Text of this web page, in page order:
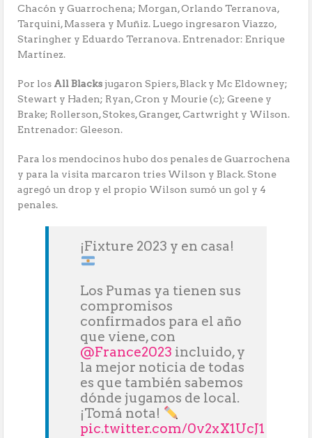
Chacón y Guarrochena; Morgan, Orlando Terranova,
Tarquini, Massera y Muñiz. Luego ingresaron Viazzo,
Staringher y Eduardo Terranova. Entrenador: Enrique
Martínez.
Por los All Blacksjugaron Spiers, Black y Mc Eldowney;
Stewart y Haden; Ryan, Cron y Mourie (c); Greene y
Brake; Rollerson, Stokes, Granger, Cartwright y Wilson.
Entrenador: Gleeson.
Para los mendocinos hubo dos penales de Guarrochena
y para la visita marcaron tries Wilson y Black. Stone
agregó un drop y el propio Wilson sumó un gol y 4
penales.
¡Fixture 2023 y en casa!
Los Pumas ya tienen sus
compromisos
confirmados para el año
que viene, con
@France2023 incluido, y
la mejor noticia de todas
es que también sabemos
dónde jugamos de local.
¡Tomá nota!
pic.twitter.com/0v2xX1UcJ1